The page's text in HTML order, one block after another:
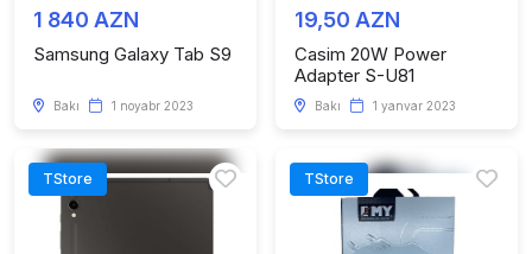
1 840 AZN
Samsung Galaxy Tab S9
Bakı 1 noyabr 2023
19,50 AZN
Casim 20W Power
Adapter S-U81
Bakı 1 yanvar 2023
TStore TStore